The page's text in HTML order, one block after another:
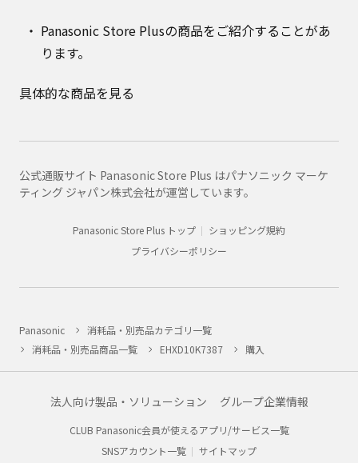
Panasonic Store Plusの商品をご紹介することがあ
ります。
具体的な商品を見る
公式通販サイト Panasonic Store Plus はパナソニック マーケ
ティング ジャパン株式会社が運営しています。
Panasonic Store Plus トップ
ショッピング規約
プライバシーポリシー
Panasonic
消耗品・別売品カテゴリ一覧
消耗品・別売品商品一覧
EHXD10K7387 購入
法人向け製品・ソリューション グループ企業情報
CLUB Panasonic会員が使えるアプリ/サービス一覧
SNSアカウント一覧
サイトマップ